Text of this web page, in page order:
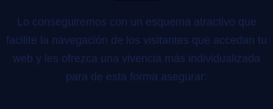
Lo conseguiremos con un esquema atractivo que
facilite la navegación de los visitantes que accedan tu
web y les ofrezca una vivencia más individualizada
para de esta forma asegurar: